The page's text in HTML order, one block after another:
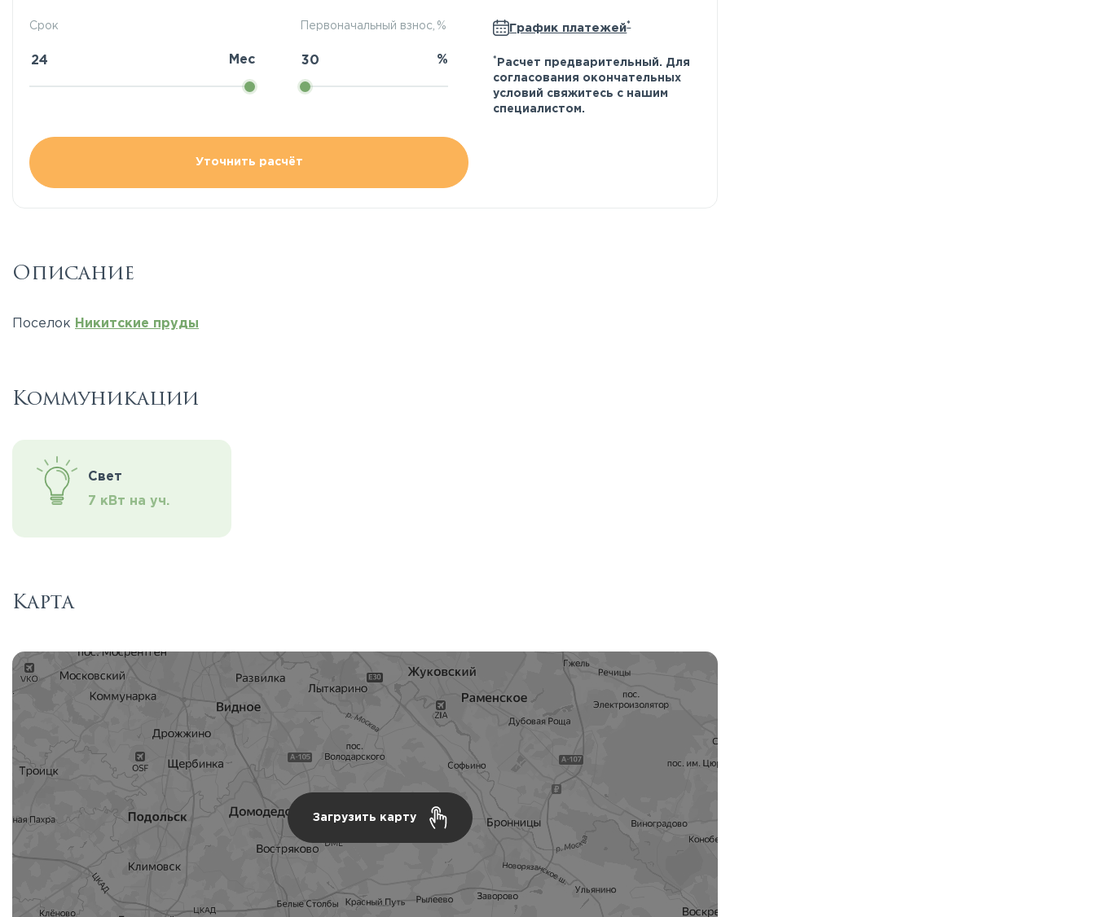
Срок
Мес
Первоначальный взнос, %
%
Уточнить расчёт
График платежей*
* Расчет предварительный. Для
согласования окончательных
условий свяжитесь с нашим
специалистом.
Описание
Поселок Никитские пруды
Коммуникации
Свет
7 кВт на уч.
Карта
Загрузить карту